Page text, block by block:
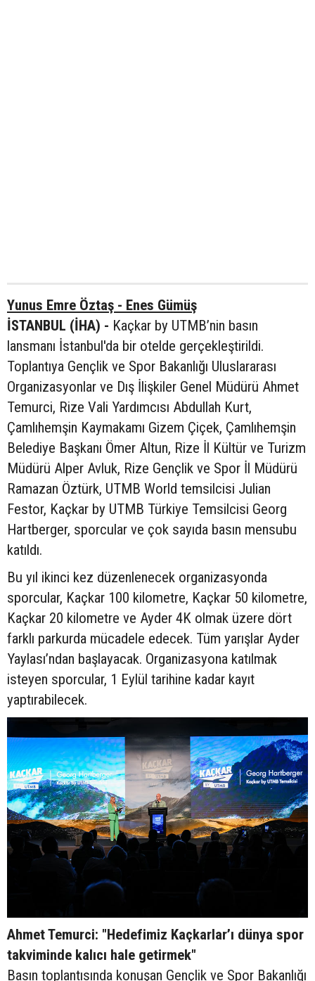
Yunus Emre Öztaş - Enes Gümüş
İSTANBUL (İHA) - Kaçkar by UTMB’nin basın
lansmanı İstanbul'da bir otelde gerçekleştirildi.
Toplantıya Gençlik ve Spor Bakanlığı Uluslararası
Organizasyonlar ve Dış İlişkiler Genel Müdürü Ahmet
Temurci, Rize Vali Yardımcısı Abdullah Kurt,
Çamlıhemşin Kaymakamı Gizem Çiçek, Çamlıhemşin
Belediye Başkanı Ömer Altun, Rize İl Kültür ve Turizm
Müdürü Alper Avluk, Rize Gençlik ve Spor İl Müdürü
Ramazan Öztürk, UTMB World temsilcisi Julian
Festor, Kaçkar by UTMB Türkiye Temsilcisi Georg
Hartberger, sporcular ve çok sayıda basın mensubu
katıldı.
Bu yıl ikinci kez düzenlenecek organizasyonda
sporcular, Kaçkar 100 kilometre, Kaçkar 50 kilometre,
Kaçkar 20 kilometre ve Ayder 4K olmak üzere dört
farklı parkurda mücadele edecek. Tüm yarışlar Ayder
Yaylası’ndan başlayacak. Organizasyona katılmak
isteyen sporcular, 1 Eylül tarihine kadar kayıt
yaptırabilecek.
Ahmet Temurci: "Hedefimiz Kaçkarlar’ı dünya spor
takviminde kalıcı hale getirmek"
Basın toplantısında konuşan Gençlik ve Spor Bakanlığı